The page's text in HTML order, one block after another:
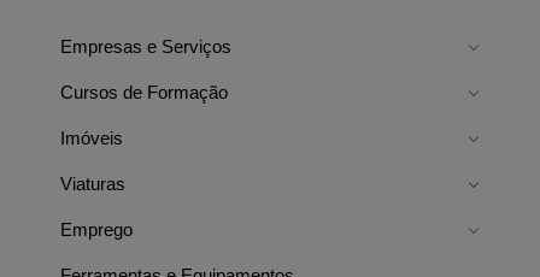
Empresas e Serviços
Cursos de Formação
Imóveis
Viaturas
Emprego